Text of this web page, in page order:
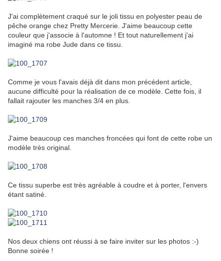
J'ai complètement craqué sur le joli tissu en polyester peau de
pêche orange chez Pretty Mercerie. J'aime beaucoup cette
couleur que j'associe à l'automne ! Et tout naturellement j'ai
imaginé ma robe Jude dans ce tissu.
Comme je vous l'avais déjà dit dans mon précédent article,
aucune difficulté pour la réalisation de ce modèle. Cette fois, il
fallait rajouter les manches 3/4 en plus.
J'aime beaucoup ces manches froncées qui font de cette robe un
modèle très original.
Ce tissu superbe est très agréable à coudre et à porter, l'envers
étant satiné.
Nos deux chiens ont réussi à se faire inviter sur les photos :-)
Bonne soirée !